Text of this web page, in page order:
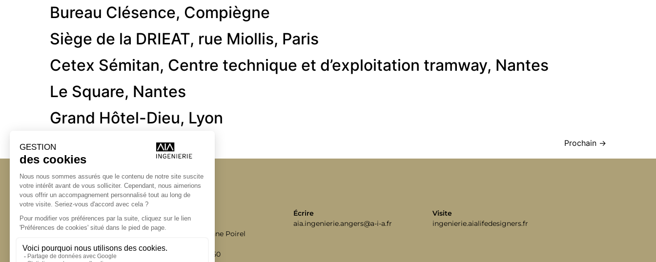
Bureau Clésence, Compiègne
Siège de la DRIEAT, rue Miollis, Paris
Cetex Sémitan, Centre technique et d’exploitation tramway, Nantes
Le Square, Nantes
Grand Hôtel-Dieu, Lyon
Prochain →
Bordeaux
Nantes
Paris
La Station A,
14 boulevard Yvonne Poirel
49000 Angers
+33 (0)2 41 36 88 50
Écrire
aia.ingenierie.angers@a-i-a.fr
Visite
ingenierie.aialifedesigners.fr